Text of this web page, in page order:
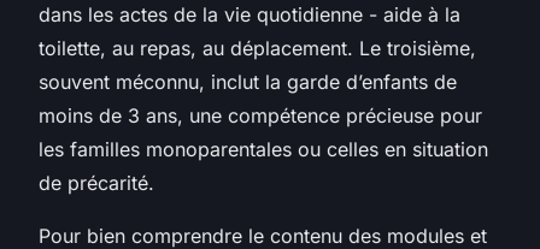
dans les actes de la vie quotidienne - aide à la
toilette, au repas, au déplacement. Le troisième,
souvent méconnu, inclut la garde d’enfants de
moins de 3 ans, une compétence précieuse pour
les familles monoparentales ou celles en situation
de précarité.
Pour bien comprendre le contenu des modules et